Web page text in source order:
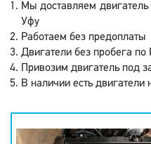
Мы доставляем
Уфу
Работаем без предоплаты
Двигатели без пробега по
Привозим двигатель под
В наличии есть